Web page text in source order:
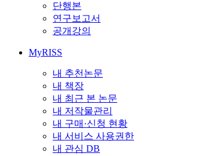
단행본
연구보고서
공개강의
MyRISS
내 추천논문
내 책장
내 최근 본 논문
내 저작물관리
내 구매·신청 현황
내 서비스 사용권한
내 관심 DB